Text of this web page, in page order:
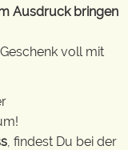
Ausdruck bringen
voll mit
, findest Du bei der